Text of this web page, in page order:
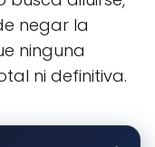
negar la
ninguna
ni definitiva.